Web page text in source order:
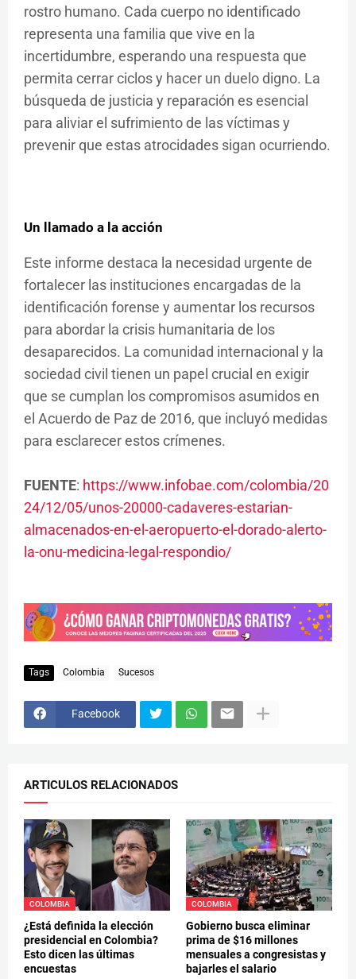
rostro humano. Cada cuerpo no identificado
representa una familia que vive en la
incertidumbre, esperando una respuesta que
permita cerrar ciclos y hacer un duelo digno. La
búsqueda de justicia y reparación es esencial
para aliviar el sufrimiento de las víctimas y
prevenir que estas atrocidades sigan ocurriendo.
Un llamado a la acción
Este informe destaca la necesidad urgente de
fortalecer las instituciones encargadas de la
identificación forense y aumentar los recursos
para abordar la crisis humanitaria de los
desaparecidos. La comunidad internacional y la
sociedad civil tienen un papel crucial en exigir
que se cumplan los compromisos asumidos en
el Acuerdo de Paz de 2016, que incluyó medidas
para esclarecer estos crímenes.
FUENTE: https://www.infobae.com/colombia/20
24/12/05/unos-20000-cadaveres-estarian-
almacenados-en-el-aeropuerto-el-dorado-alerto-
la-onu-medicina-legal-respondio/
Tags Colombia Sucesos
Facebook
ARTICULOS RELACIONADOS
COLOMBIA
¿Está definida la elección
presidencial en Colombia?
Esto dicen las últimas
encuestas
COLOMBIA
Gobierno busca eliminar
prima de $16 millones
mensuales a congresistas y
bajarles el salario